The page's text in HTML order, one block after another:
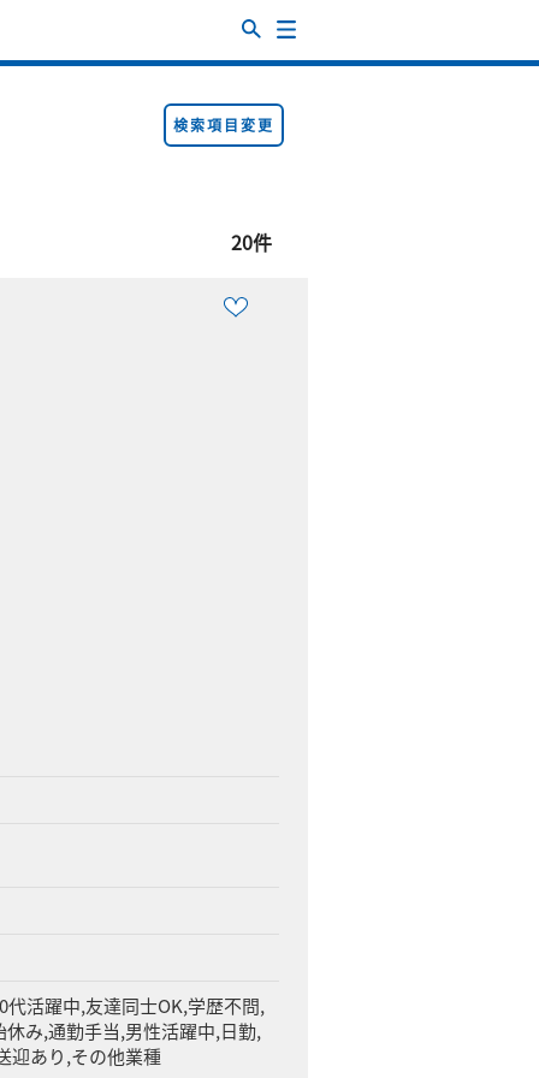
検索項目変更
20件
活躍中,友達同士OK,学歴不問,
み,通勤手当,男性活躍中,日勤,
迎あり,その他業種